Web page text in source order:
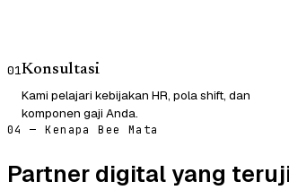
01Konsultasi
Kami pelajari kebijakan HR, pola shift, dan
komponen gaji Anda.
04 — Kenapa Bee Mata
Partner digital yang